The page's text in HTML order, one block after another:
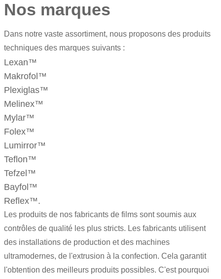
Nos marques
Dans notre vaste assortiment, nous proposons des produits
techniques des marques suivants :
Lexan™
Makrofol ™
Plexiglas™
Melinex™
Mylar™
Folex™
Lumirror™
Teflon™
Tefzel™
Bayfol ™
Reflex™.
Les produits de nos fabricants de films sont soumis aux
contrôles de qualité les plus stricts. Les fabricants utilisent
des installations de production et des machines
ultramodernes, de l'extrusion à la confection. Cela garantit
l'obtention des meilleurs produits possibles. C'est pourquoi